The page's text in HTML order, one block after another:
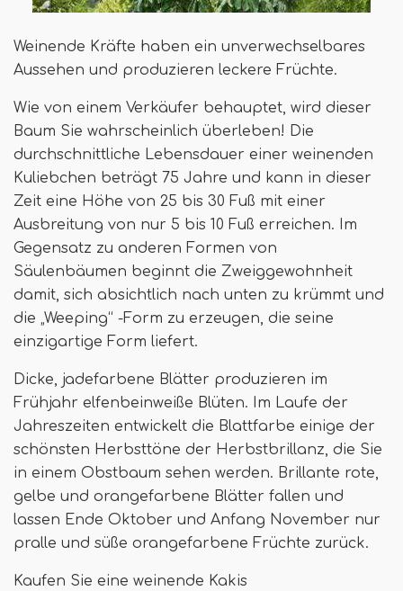
Weinende Kräfte haben ein unverwechselbares
Aussehen und produzieren leckere Früchte.
Wie von einem Verkäufer behauptet, wird dieser
Baum Sie wahrscheinlich überleben! Die
durchschnittliche Lebensdauer einer weinenden
Kuliebchen beträgt 75 Jahre und kann in dieser
Zeit eine Höhe von 25 bis 30 Fuß mit einer
Ausbreitung von nur 5 bis 10 Fuß erreichen. Im
Gegensatz zu anderen Formen von
Säulenbäumen beginnt die Zweiggewohnheit
damit, sich absichtlich nach unten zu krümmt und
die „Weeping“ -Form zu erzeugen, die seine
einzigartige Form liefert.
Dicke, jadefarbene Blätter produzieren im
Frühjahr elfenbeinweiße Blüten. Im Laufe der
Jahreszeiten entwickelt die Blattfarbe einige der
schönsten Herbsttöne der Herbstbrillanz, die Sie
in einem Obstbaum sehen werden. Brillante rote,
gelbe und orangefarbene Blätter fallen und
lassen Ende Oktober und Anfang November nur
pralle und süße orangefarbene Früchte zurück.
Kaufen Sie eine weinende Kakis